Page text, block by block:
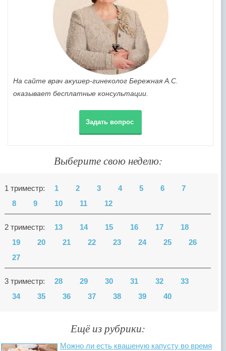
На сайте врач акушер-гинеколог Бережная А.С.
оказывает бесплатные консультации.
Задать вопрос
Выберите свою неделю:
1 триместр: 1 2 3 4 5 6
7
8
9 10 11 12
2 триместр: 13 14 15 16 17
18
19
20 21 22 23 24 25
26
27
3 триместр: 28 29 30 31 32
33
34
35 36 37 38 39 40
Ещё из рубрики:
Можно ли есть квашеную капусту во время